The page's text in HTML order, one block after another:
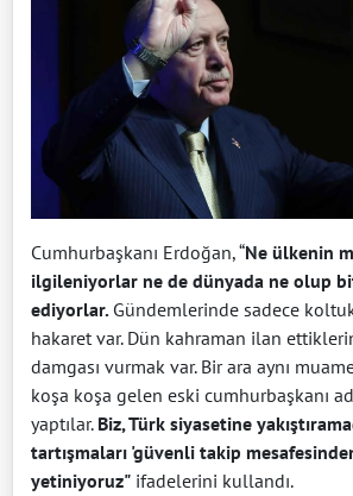
Cumhurbaşkanı Erdoğan, “Ne ülkenin
ilgileniyorlar ne de dünyada ne olup
ediyorlar. Gündemlerinde sadece
hakaret var. Dün kahraman ilan
damgası vurmak var. Bir ara aynı
koşa koşa gelen eski cumhurbaşkanı
yaptılar. Biz, Türk siyasetine
tartışmaları 'güvenli takip
yetiniyoruz" ifadelerini kullandı.